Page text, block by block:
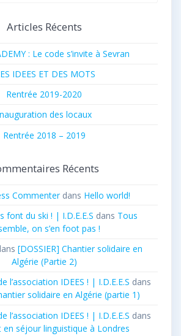
Articles Récents
: Le code s’invite à Sevran
IDEES ET DES MOTS
Rentrée 2019-2020
des locaux
Rentrée 2018 – 2019
Récents
Commenterdans Hello world!
font du ski ! | I.D.E.E.S dans Tous
on s’en foot pas !
[DOSSIER] Chantier solidaire en
Algérie (Partie 2)
l’association IDEES ! | I.D.E.E.S dans
solidaire en Algérie (partie 1)
l’association IDEES ! | I.D.E.E.S dans
en séjour linguistique à Londres